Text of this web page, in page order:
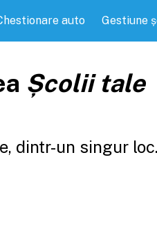
auto Gestiune
Școlii tale
dintr-un singur loc.